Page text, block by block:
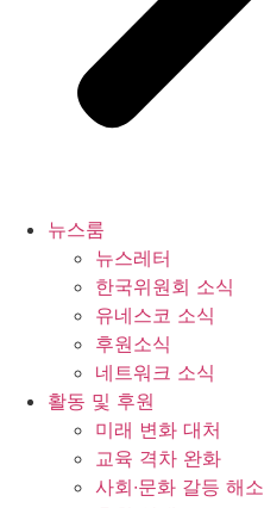
뉴스룸
뉴스레터
한국위원회 소식
유네스코 소식
후원소식
네트워크 소식
활동 및 후원
미래 변화 대처
교육 격차 완화
사회∙문화 갈등 해소